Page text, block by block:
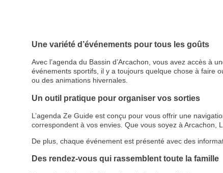
Une variété d’événements pour tous les goûts
Avec l’agenda du Bassin d’Arcachon, vous avez accès à
événements sportifs, il y a toujours quelque chose à faire
ou des animations hivernales.
Un outil pratique pour organiser vos sorties
L’agenda Ze Guide est conçu pour vous offrir une
correspondent à vos envies. Que vous soyez à Arcachon,
De plus, chaque événement est présenté avec des
Des rendez-vous qui rassemblent toute la famille